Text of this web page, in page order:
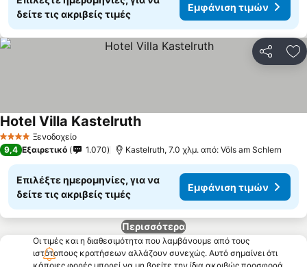
δείτε τις ακριβείς τιμές
Εμφάνιση τιμών
4 ΑστέριαΞενοδοχείο
Hotel Villa Kastelruth
9,4 Εξαιρετικό 1.070 Kastelruth, 7.0 χλμ. από: Völs am Schlern
Επιλέξτε ημερομηνίες, για να
δείτε τις ακριβείς τιμές
Εμφάνιση τιμών
Περισσότερα
Οι τιμές και η διαθεσιμότητα που λαμβάνουμε από τους
ιστότοπους κρατήσεων αλλάζουν συνεχώς. Αυτό σημαίνει ότι